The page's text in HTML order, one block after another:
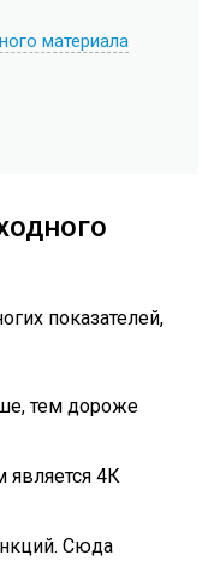
материала
показателей,
тем дороже
4К
Сюда